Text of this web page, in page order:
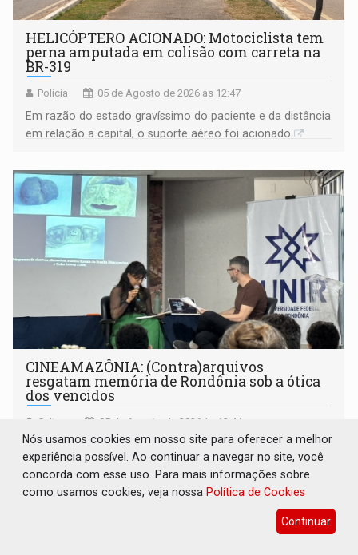
HELICÓPTERO ACIONADO: Motociclista tem
perna amputada em colisão com carreta na
BR-319
Polícia 05 de Agosto de 2026 às 12:47
Em razão do estado gravíssimo do paciente e da distância
em relação a capital, o suporte aéreo foi acionado
CINEAMAZÔNIA: (Contra)arquivos
resgatam memória de Rondônia sob a ótica
dos vencidos
Cultura 05 de Agosto de 2026 às 12:44
Em painel acompanhado pelo Rondoniaovivo,
pesquisadores da Unir discutem a preservação do acervo
do século 20 e o legado de Sílvio Tendler, que defendia a
memória como bússola para o futuro
Nós usamos cookies em nosso site para oferecer a melhor
experiência possível. Ao continuar a navegar no site, você
concorda com esse uso. Para mais informações sobre
como usamos cookies, veja nossa Política de Cookies
Continuar